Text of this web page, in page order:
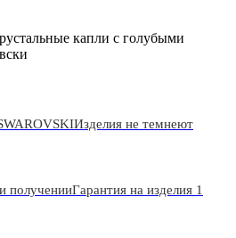
капли с голубыми
Изделия не темнеют
полученииГарантия на изделия 1